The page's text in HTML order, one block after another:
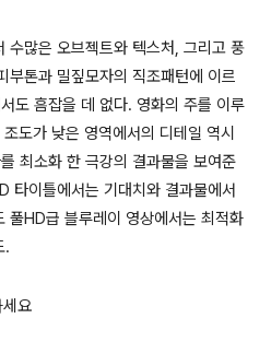
수많은 오브젝트와 텍스처, 그리고 풍
부톤과 밀짚모자의 직조패턴에 이르
도 흠잡을 데 없다. 영화의 주를 이루
도가 낮은 영역에서의 디테일 역시
최소화 한 극강의 결과물을 보여준
타이틀에서는 기대치와 결과물에서
풀HD급 블루레이 영상에서는 최적화
.
요